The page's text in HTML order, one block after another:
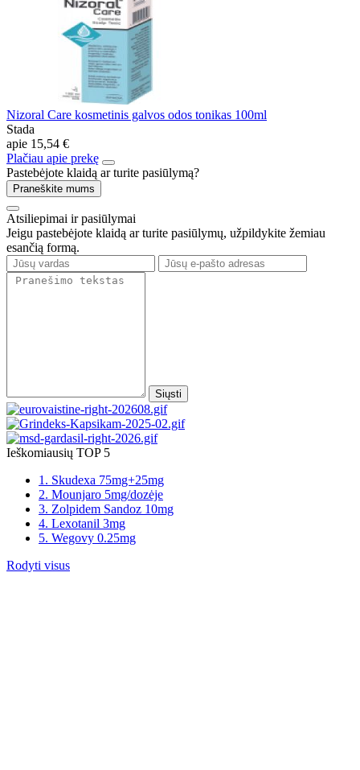
Nizoral Care kosmetinis galvos odos tonikas 100ml
Stada
apie 15,54 €
Plačiau apie prekę
Pastebėjote klaidą ar turite pasiūlymą?
Praneškite mums
Atsiliepimai ir pasiūlymai
Jeigu pastebėjote klaidą ar turite pasiūlymų, užpildykite žemiau
esančią formą.
Siųsti
Ieškomiausių TOP 5
1. Skudexa 75mg+25mg
2. Mounjaro 5mg/dozėje
3. Zolpidem Sandoz 10mg
4. Lexotanil 3mg
5. Wegovy 0.25mg
Rodyti visus